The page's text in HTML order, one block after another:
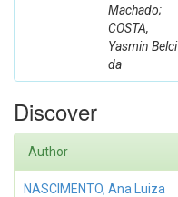
Machado;
COSTA,
Yasmin Belci
da
Discover
Author
NASCIMENTO, Ana Luiza